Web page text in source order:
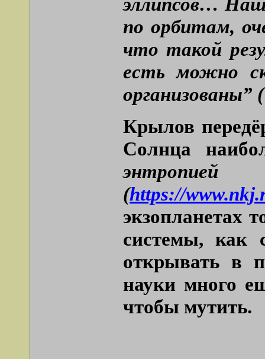
по орбитам,
что такой
есть можно
Крылов
Солнца
(https://
экзопланетах
системы, как
открывать в
науки много
чтобы мутить.